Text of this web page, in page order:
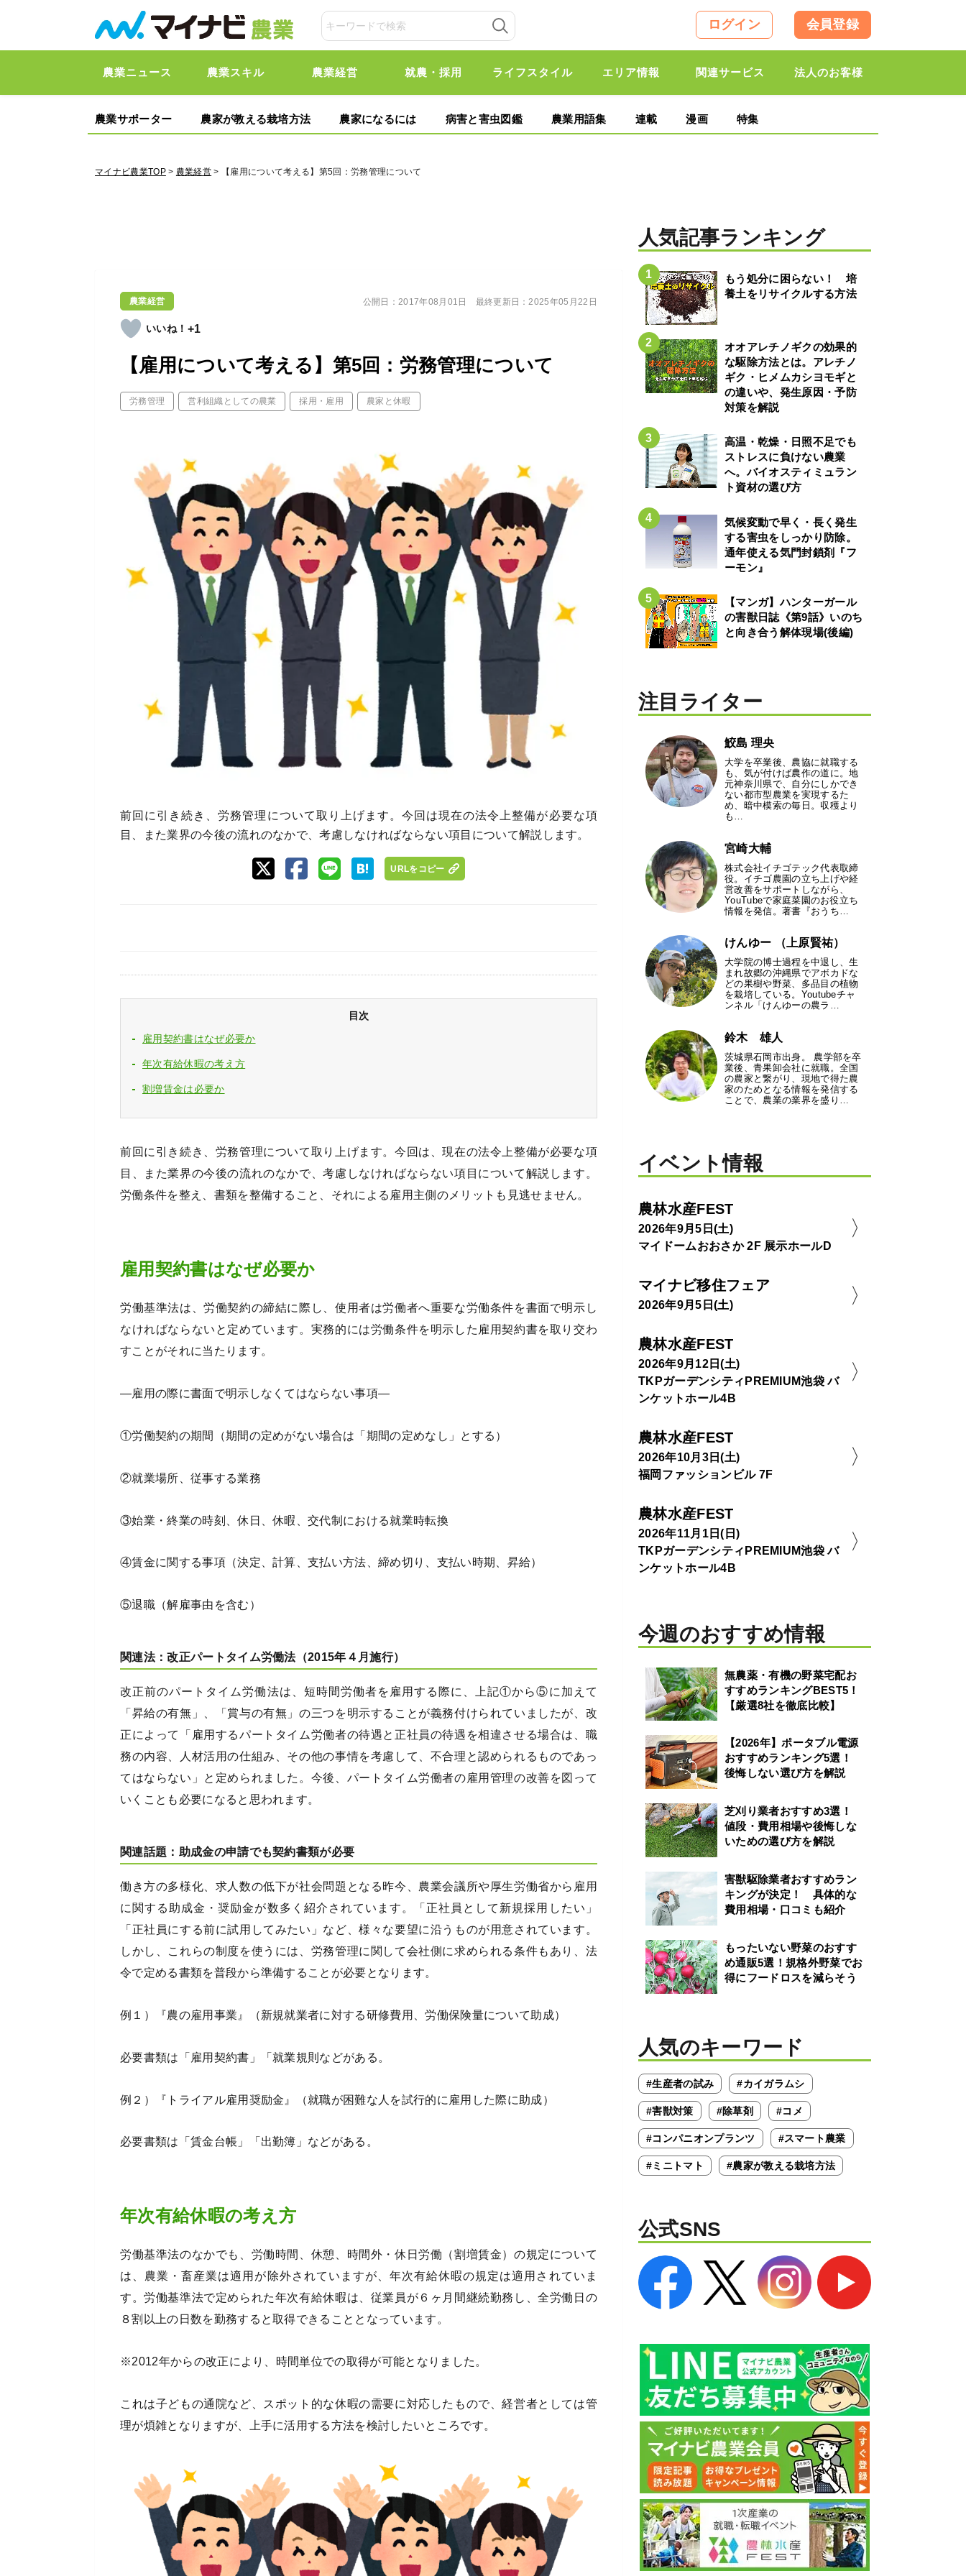
ログイン 会員登録
農業ニュース 農業スキル 農業経営 就農・採用 ライフスタイル エリア情報 関連サービス 法人のお客様
農業サポーター 農家が教える栽培方法 農家になるには 病害と害虫図鑑 農業用語集 連載 漫画 特集
マイナビ農業TOP> 農業経営 > 【雇用について考える】第5回：労務管理について
農業経営
+1
【雇用について考える】第5回：労務管理について
労務管理 営利組織としての農業 採用・雇用 農家と休暇
公開日：2017年08月01日 最終更新日：2025年05月22日
前回に引き続き、労務管理について取り上げます。今回は現在の法令上整備が必要な項
目、また業界の今後の流れのなかで、考慮しなければならない項目について解説します。
URLをコピー
目次
雇用契約書はなぜ必要か
年次有給休暇の考え方
割増賃金は必要か
前回に引き続き、労務管理について取り上げます。今回は、現在の法令上整備が必要な項
目、また業界の今後の流れのなかで、考慮しなければならない項目について解説します。
労働条件を整え、書類を整備すること、それによる雇用主側のメリットも見逃せません。
雇用契約書はなぜ必要か
労働基準法は、労働契約の締結に際し、使用者は労働者へ重要な労働条件を書面で明示し
なければならないと定めています。実務的には労働条件を明示した雇用契約書を取り交わ
すことがそれに当たります。
―雇用の際に書面で明示しなくてはならない事項―
①労働契約の期間（期間の定めがない場合は「期間の定めなし」とする）
②就業場所、従事する業務
③始業・終業の時刻、休日、休暇、交代制における就業時転換
④賃金に関する事項（決定、計算、支払い方法、締め切り、支払い時期、昇給）
⑤退職（解雇事由を含む）
関連法：改正パートタイム労働法（2015年４月施行）
改正前のパートタイム労働法は、短時間労働者を雇用する際に、上記①から⑤に加えて
「昇給の有無」、「賞与の有無」の三つを明示することが義務付けられていましたが、改
正によって「雇用するパートタイム労働者の待遇と正社員の待遇を相違させる場合は、職
務の内容、人材活用の仕組み、その他の事情を考慮して、不合理と認められるものであっ
てはならない」と定められました。今後、パートタイム労働者の雇用管理の改善を図って
いくことも必要になると思われます。
関連話題：助成金の申請でも契約書類が必要
働き方の多様化、求人数の低下が社会問題となる昨今、農業会議所や厚生労働省から雇用
に関する助成金・奨励金が数多く紹介されています。「正社員として新規採用したい」
「正社員にする前に試用してみたい」など、様々な要望に沿うものが用意されています。
しかし、これらの制度を使うには、労務管理に関して会社側に求められる条件もあり、法
令で定める書類を普段から準備することが必要となります。
例１）『農の雇用事業』（新規就業者に対する研修費用、労働保険量について助成）
必要書類は「雇用契約書」「就業規則などがある。
例２）『トライアル雇用奨励金』（就職が困難な人を試行的に雇用した際に助成）
必要書類は「賃金台帳」「出勤簿」などがある。
年次有給休暇の考え方
労働基準法のなかでも、労働時間、休憩、時間外・休日労働（割増賃金）の規定について
は、農業・畜産業は適用が除外されていますが、年次有給休暇の規定は適用されていま
す。労働基準法で定められた年次有給休暇は、従業員が６ヶ月間継続勤務し、全労働日の
８割以上の日数を勤務すると取得できることとなっています。
※2012年からの改正により、時間単位での取得が可能となりました。
これは子どもの通院など、スポット的な休暇の需要に対応したもので、経営者としては管
理が煩雑となりますが、上手に活用する方法を検討したいところです。
人気記事ランキング
もう処分に困らない！ 培
養土をリサイクルする方法
オオアレチノギクの効果的
な駆除方法とは。アレチノ
ギク・ヒメムカシヨモギと
の違いや、発生原因・予防
対策を解説
高温・乾燥・日照不足でも
ストレスに負けない農業
へ。バイオスティミュラン
ト資材の選び方
気候変動で早く・長く発生
する害虫をしっかり防除。
通年使える気門封鎖剤『フ
ーモン』
【マンガ】ハンターガール
の害獣日誌《第9話》いのち
と向き合う解体現場(後編)
注目ライター
鮫島 理央
大学を卒業後、農協に就職する
も、気が付けば農作の道に。地
元神奈川県で、自分にしかでき
ない都市型農業を実現するた
め、暗中模索の毎日。収穫より
も…
宮崎大輔
株式会社イチゴテック代表取締
役。イチゴ農園の立ち上げや経
営改善をサポートしながら、
YouTubeで家庭菜園のお役立ち
情報を発信。著書『おうち…
けんゆー （上原賢祐）
大学院の博士過程を中退し、生
まれ故郷の沖縄県でアボカドな
どの果樹や野菜、多品目の植物
を栽培している。Youtubeチャ
ンネル「けんゆーの農ラ…
鈴木 雄人
茨城県石岡市出身。 農学部を卒
業後、青果卸会社に就職。全国
の農家と繋がり、現地で得た農
家のためとなる情報を発信する
ことで、農業の業界を盛り…
イベント情報
農林水産FEST
2026年9月5日(土)
マイドームおおさか 2F 展示ホールD
マイナビ移住フェア
2026年9月5日(土)
農林水産FEST
2026年9月12日(土)
TKPガーデンシティPREMIUM池袋 バ
ンケットホール4B
農林水産FEST
2026年10月3日(土)
福岡ファッションビル 7F
農林水産FEST
2026年11月1日(日)
TKPガーデンシティPREMIUM池袋 バ
ンケットホール4B
今週のおすすめ情報
無農薬・有機の野菜宅配お
すすめランキングBEST5！
【厳選8社を徹底比較】
【2026年】ポータブル電源
おすすめランキング5選！
後悔しない選び方を解説
芝刈り業者おすすめ3選！
値段・費用相場や後悔しな
いための選び方を解説
害獣駆除業者おすすめラン
キングが決定！ 具体的な
費用相場・口コミも紹介
もったいない野菜のおすす
め通販5選！規格外野菜でお
得にフードロスを減らそう
人気のキーワード
#生産者の試み #カイガラムシ
#害獣対策 #除草剤 #コメ
#コンパニオンプランツ #スマート農業
#ミニトマト #農家が教える栽培方法
公式SNS